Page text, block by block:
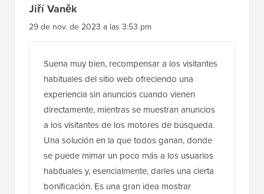
Jiří Vaněk
29 de nov. de 2023 a las 3:53 pm
Suena muy bien, recompensar a los visitantes
habituales del sitio web ofreciendo una
experiencia sin anuncios cuando vienen
directamente, mientras se muestran anuncios
a los visitantes de los motores de búsqueda.
Una solución en la que todos ganan, donde
se puede mimar un poco más a los usuarios
habituales y, esencialmente, darles una cierta
bonificación. Es una gran idea mostrar